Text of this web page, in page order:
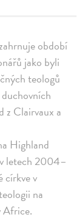
období
jako byli
teologů
z Clairvaux a
Highland
letech 2004–
církve v
na
Africe.